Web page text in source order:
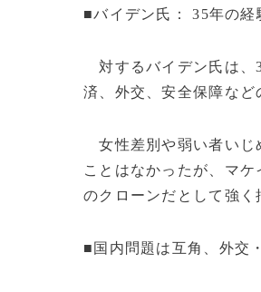
■バイデン氏： 35年の経
対するバイデン氏は、
済、外交、安全保障など
女性差別や弱い者いじ
ことはなかったが、マ
のクローンだとして強く
■国内問題は互角、外交